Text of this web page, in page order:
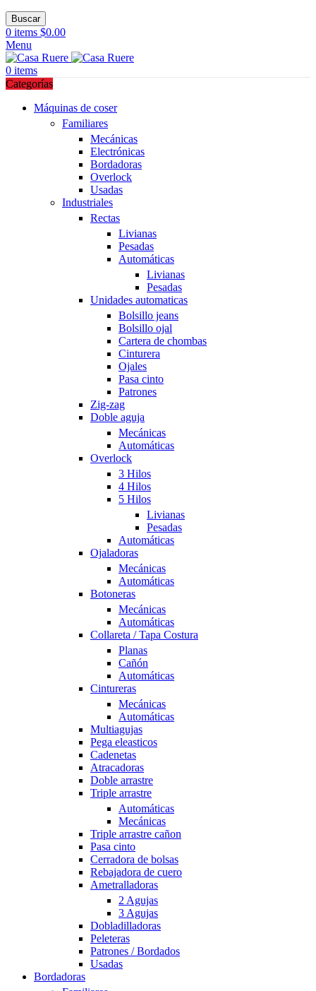
Buscar
0 items $0.00
Menu
0 items
Categorías
Máquinas de coser
Familiares
Mecánicas
Electrónicas
Bordadoras
Overlock
Usadas
Industriales
Rectas
Livianas
Pesadas
Automáticas
Livianas
Pesadas
Unidades automaticas
Bolsillo jeans
Bolsillo ojal
Cartera de chombas
Cinturera
Ojales
Pasa cinto
Patrones
Zig-zag
Doble aguja
Mecánicas
Automáticas
Overlock
3 Hilos
4 Hilos
5 Hilos
Livianas
Pesadas
Automáticas
Ojaladoras
Mecánicas
Automáticas
Botoneras
Mecánicas
Automáticas
Collareta / Tapa Costura
Planas
Cañón
Automáticas
Cintureras
Mecánicas
Automáticas
Multiagujas
Pega eleasticos
Cadenetas
Atracadoras
Doble arrastre
Triple arrastre
Automáticas
Mecánicas
Triple arrastre cañon
Pasa cinto
Cerradora de bolsas
Rebajadora de cuero
Ametralladoras
2 Agujas
3 Agujas
Dobladilladoras
Peleteras
Patrones / Bordados
Usadas
Bordadoras